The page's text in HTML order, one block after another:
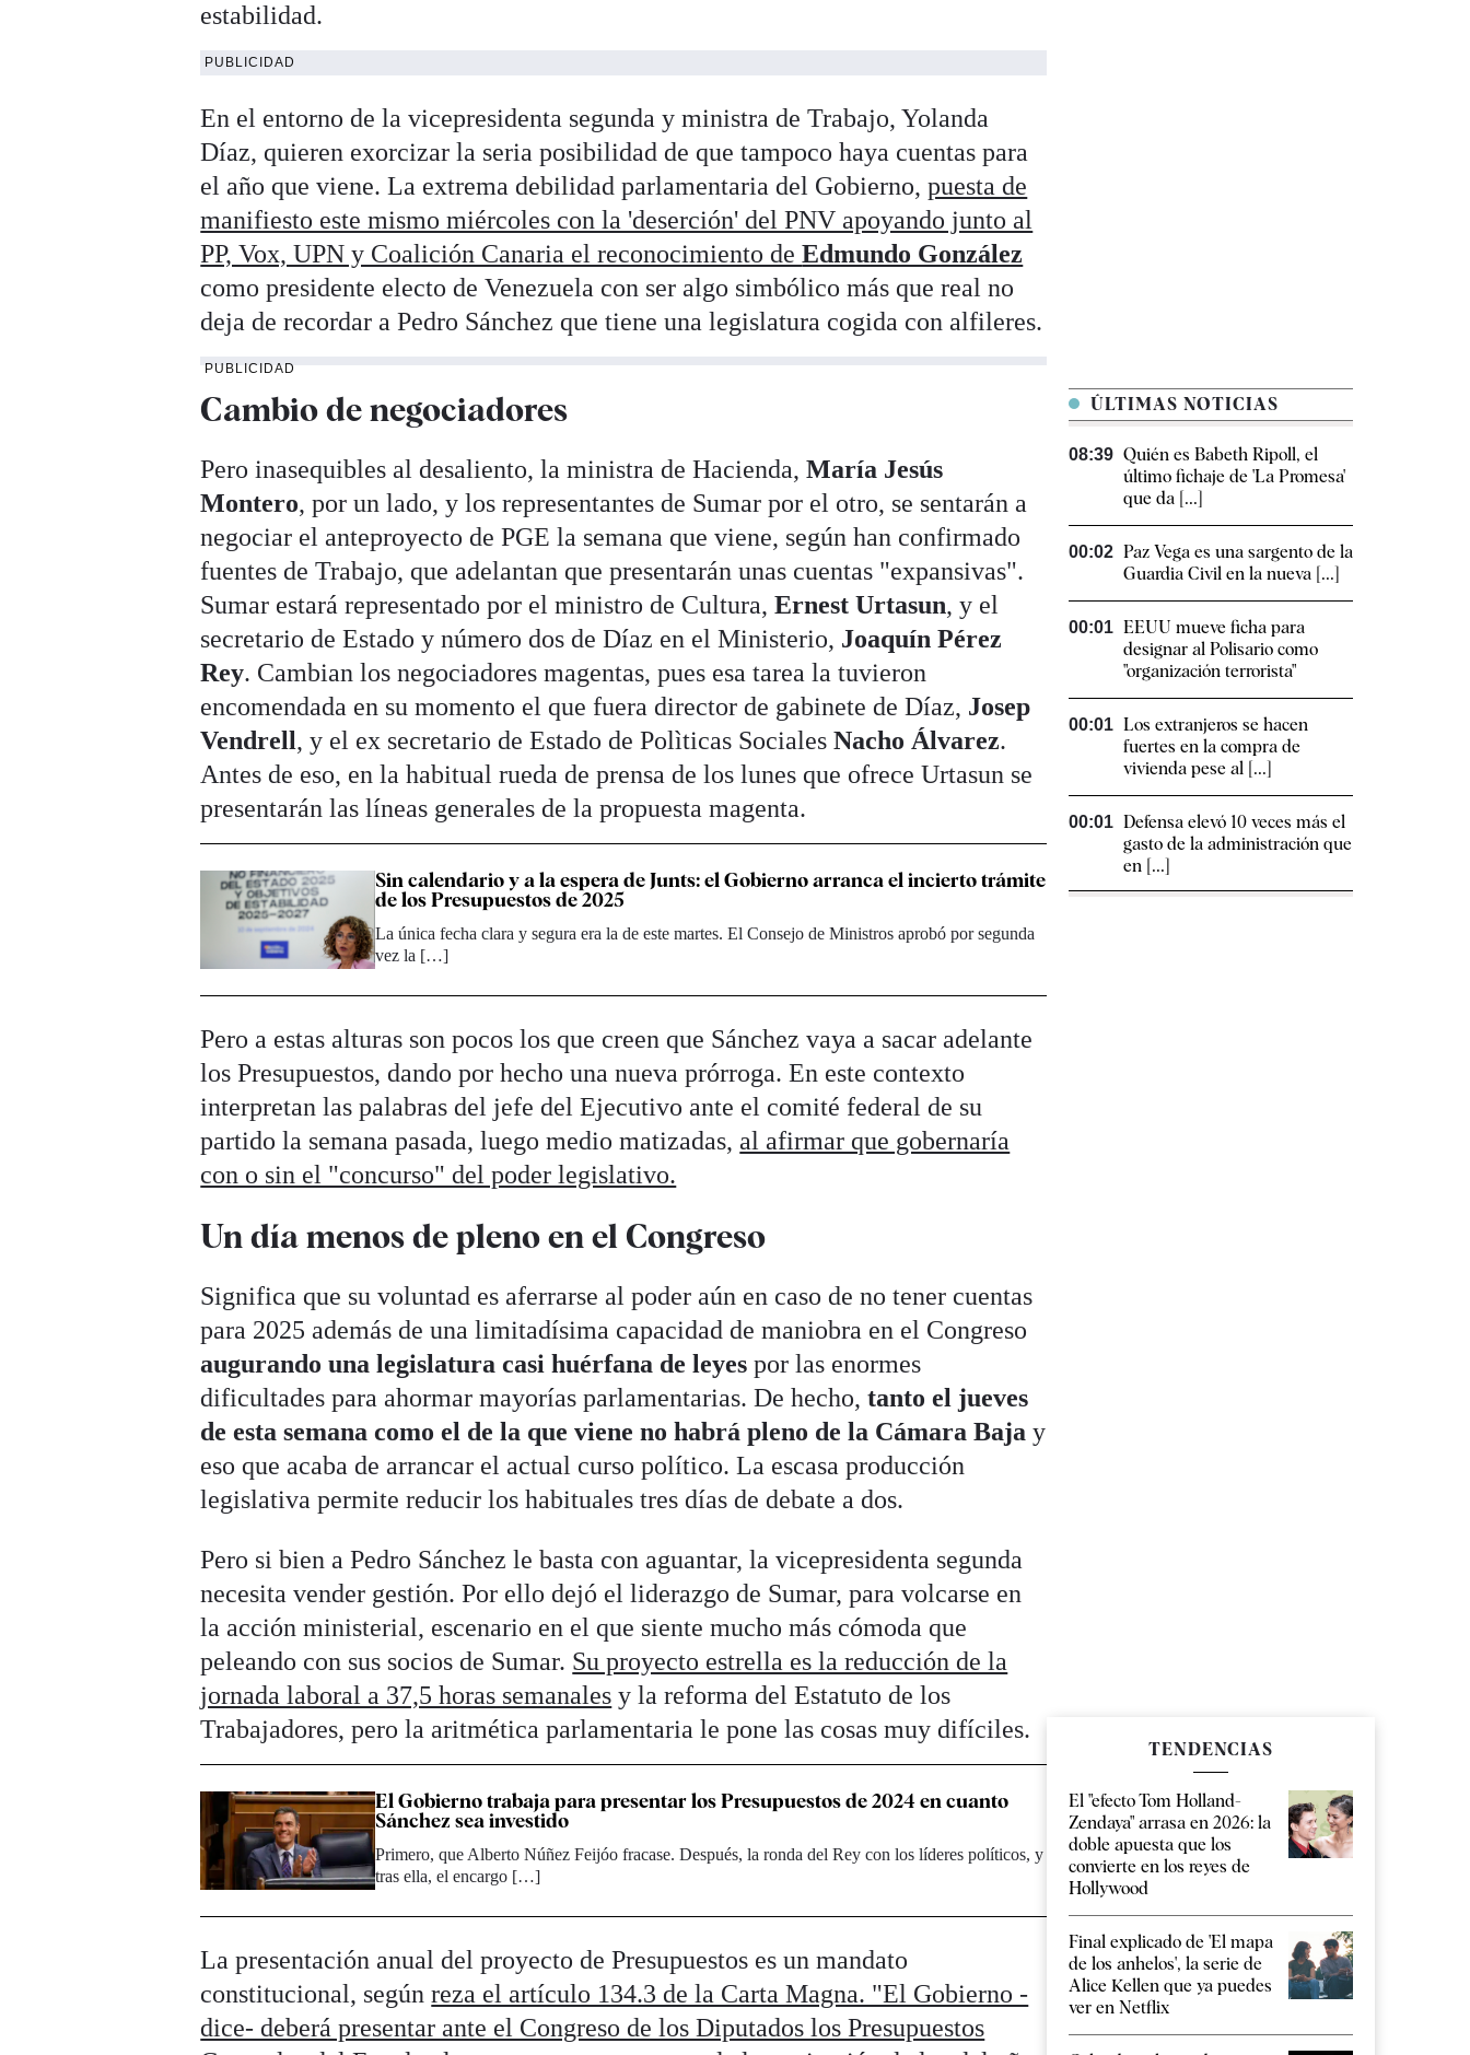
estabilidad.
PUBLICIDAD
En el entorno de la vicepresidenta segunda y ministra de Trabajo, Yolanda
Díaz, quieren exorcizar la seria posibilidad de que tampoco haya cuentas para
el año que viene. La extrema debilidad parlamentaria del Gobierno,puesta de
manifiesto este mismo miércoles con la 'deserción' del PNV apoyando junto al
PP, Vox, UPN y Coalición Canaria el reconocimiento deEdmundo González
como presidente electo de Venezuela con ser algo simbólico más que real no
deja de recordar a Pedro Sánchez que tiene una legislatura cogida con alfileres.
PUBLICIDAD
Cambio de negociadores
Pero inasequibles al desaliento, la ministra de Hacienda,María Jesús
Montero, por un lado, y los representantes de Sumar por el otro, se sentarán a
negociar el anteproyecto de PGE la semana que viene, según han confirmado
fuentes de Trabajo, que adelantan que presentarán unas cuentas "expansivas".
Sumar estará representado por el ministro de Cultura,Ernest Urtasun, y el
secretario de Estado y número dos de Díaz en el Ministerio, Joaquín Pérez
Rey. Cambian los negociadores magentas, pues esa tarea la tuvieron
encomendada en su momento el que fuera director de gabinete de Díaz, Josep
Vendrell, y el ex secretario de Estado de Polìticas SocialesNacho Álvarez.
Antes de eso, en la habitual rueda de prensa de los lunes que ofrece Urtasun se
presentarán las líneas generales de la propuesta magenta.
Sin calendario y a la espera de Junts: el Gobierno arranca el incierto trámite
de los Presupuestos de 2025
La única fecha clara y segura era la de este martes. El Consejo de Ministros aprobó por segunda
vez la […]
Pero a estas alturas son pocos los que creen que Sánchez vaya a sacar adelante
los Presupuestos, dando por hecho una nueva prórroga. En este contexto
interpretan las palabras del jefe del Ejecutivo ante el comité federal de su
partido la semana pasada, luego medio matizadas, al afirmar que gobernaría
con o sin el "concurso" del poder legislativo.
Un día menos de pleno en el Congreso
Significa que su voluntad es aferrarse al poder aún en caso de no tener cuentas
para 2025 además de una limitadísima capacidad de maniobra en el Congreso
augurando una legislatura casi huérfana de leyes por las enormes
dificultades para ahormar mayorías parlamentarias. De hecho,tanto el jueves
de esta semana como el de la que viene no habrá pleno de la Cámara Baja y
eso que acaba de arrancar el actual curso político. La escasa producción
legislativa permite reducir los habituales tres días de debate a dos.
Pero si bien a Pedro Sánchez le basta con aguantar, la vicepresidenta segunda
necesita vender gestión. Por ello dejó el liderazgo de Sumar, para volcarse en
la acción ministerial, escenario en el que siente mucho más cómoda que
peleando con sus socios de Sumar. Su proyecto estrella es la reducción de la
jornada laboral a 37,5 horas semanales y la reforma del Estatuto de los
Trabajadores, pero la aritmética parlamentaria le pone las cosas muy difíciles.
El Gobierno trabaja para presentar los Presupuestos de 2024 en cuanto
Sánchez sea investido
Primero, que Alberto Núñez Feijóo fracase. Después, la ronda del Rey con los líderes políticos, y
tras ella, el encargo […]
La presentación anual del proyecto de Presupuestos es un mandato
constitucional, segúnreza el artículo 134.3 de la Carta Magna. "El Gobierno -
dice- deberá presentar ante el Congreso de los Diputados los Presupuestos
ÚLTIMAS NOTICIAS
08:39 Quién es Babeth Ripoll, el
último fichaje de 'La Promesa'
que da [...]
00:02 Paz Vega es una sargento de la
Guardia Civil en la nueva [...]
00:01 EEUU mueve ficha para
designar al Polisario como
"organización terrorista"
00:01 Los extranjeros se hacen
fuertes en la compra de
vivienda pese al [...]
00:01 Defensa elevó 10 veces más el
gasto de la administración que
en [...]
TENDENCIAS
El "efecto Tom Holland-
Zendaya" arrasa en 2026: la
doble apuesta que los
convierte en los reyes de
Hollywood
Final explicado de 'El mapa
de los anhelos', la serie de
Alice Kellen que ya puedes
ver en Netflix